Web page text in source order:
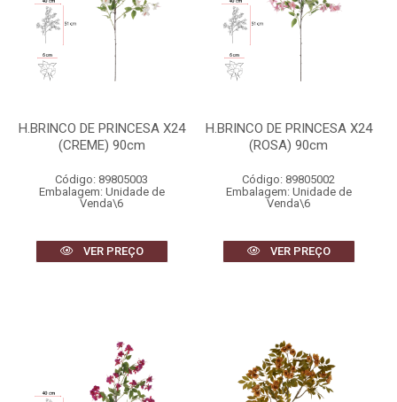
H.BRINCO DE PRINCESA X24
(CREME) 90cm
Código: 89805003
Embalagem: Unidade de
Venda\6
VER PREÇO
H.BRINCO DE PRINCESA X24
(ROSA) 90cm
Código: 89805002
Embalagem: Unidade de
Venda\6
VER PREÇO